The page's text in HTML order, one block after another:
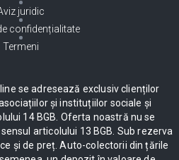
juridic
confidențialitate
Termeni
se adresează exclusiv clienților
și instituțiilor sociale și
14 BGB. Oferta noastră nu se
articolului 13 BGB. Sub rezerva
și de preț. Auto-colectorii din țările